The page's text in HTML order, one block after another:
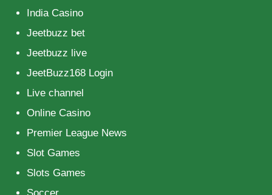
India Casino
Jeetbuzz bet
Jeetbuzz live
JeetBuzz168 Login
Live channel
Online Casino
Premier League News
Slot Games
Slots Games